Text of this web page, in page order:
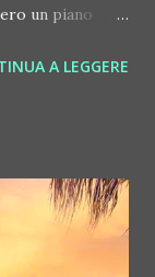
un piano
mercoledì 1
secondo
- Brescia
A LEGGERE